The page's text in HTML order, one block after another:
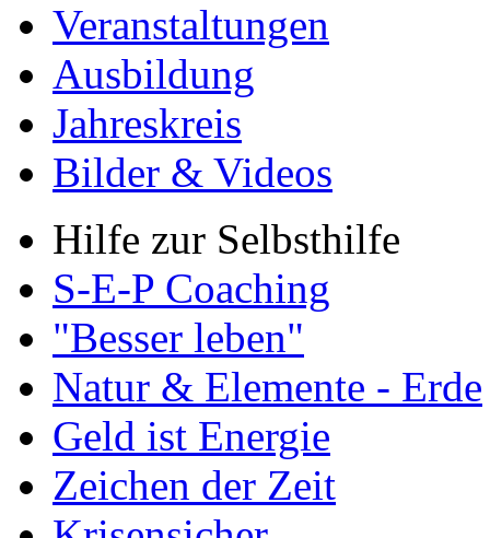
Veranstaltungen
Ausbildung
Jahreskreis
Bilder & Videos
Hilfe zur Selbsthilfe
S-E-P Coaching
"Besser leben"
Natur & Elemente - Erde
Geld ist Energie
Zeichen der Zeit